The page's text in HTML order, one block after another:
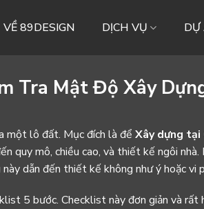
VỀ 89DESIGN DỊCH VỤ DỰ
Tra Mật Độ Xây
một lô đất. Mục đích là đểXây dựng tại
quy mô, chiều cao, và thiết kế ngôi
dẫn đến thiết kế không như ý hoặc vi
5 bước. Checklist này đơn giản và